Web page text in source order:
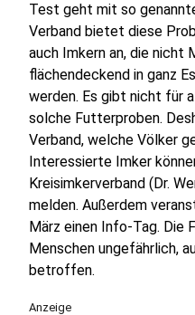
Test geht mit so
Verband bietet diese
auch Imkern an, die nicht
flächendeckend in ganz
werden. Es gibt nicht für
solche Futterproben.
Verband, welche Völker
Interessierte Imker
Kreisimkerverband (Dr.
melden. Außerdem
März einen Info-Tag. Die
Menschen ungefährlich,
betroffen.
Anzeige